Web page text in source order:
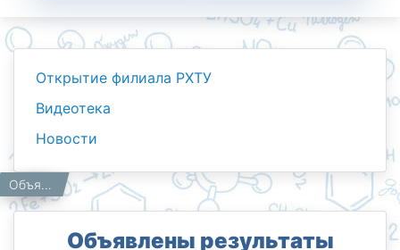
Открытие филиала РХТУ
Видеотека
Новости
Главная
Работникам
Новости Объявлены результаты экзамена
Объявлены результаты